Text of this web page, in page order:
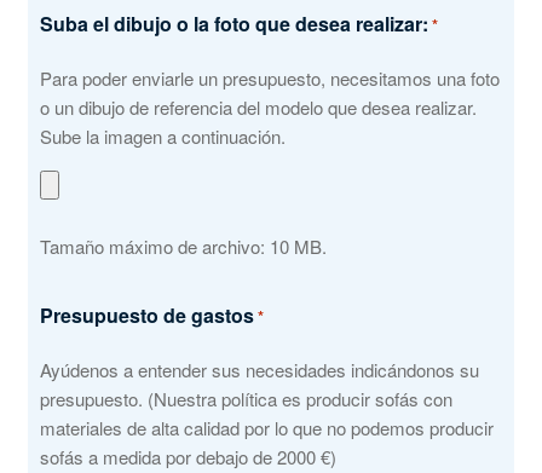
Suba el dibujo o la foto que desea realizar: *
Para poder enviarle un presupuesto, necesitamos una foto
o un dibujo de referencia del modelo que desea realizar.
Sube la imagen a continuación.
Tamaño máximo de archivo: 10 MB.
Presupuesto de gastos*
Ayúdenos a entender sus necesidades indicándonos su
presupuesto. (Nuestra política es producir sofás con
materiales de alta calidad por lo que no podemos producir
sofás a medida por debajo de 2000 €)